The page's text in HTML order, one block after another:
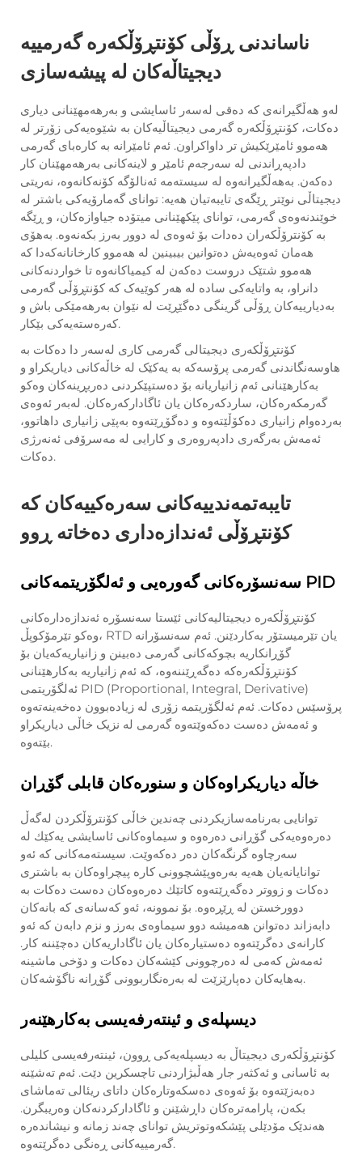
ناساندنی ڕۆڵی کۆنتڕۆڵکەرە گەرمییە
دیجیتاڵەکان لە پیشەسازی
لەو هەڵگیرانەی کە دەقی لەسەر ئاسایشی و بەرهەمهێنانی دیاری
دەکات، کۆنتڕۆڵکەرە گەرمی دیجیتاڵیەکان بە شێوەیەکی زۆرتر لە
هەموو ئامێرێکیش تر داواکراون. ئەم ئامێرانە بە کارەبای گەرمی
دادپەڕاندنی لە سەرجەم ئامێر و لاینەکانی بەرهەمهێنان کار
دەکەن. بەهەڵگیرانەوە لە سیستەمە ئەنالۆگە کۆنەکانەوە، نەریتی
دیجیتاڵی نوێتر ڕێگەی تایبەتیان هەیە: توانای گەمارۆیەکی باشتر لە
خوێندنەوەی گەرمی، توانای پێکهێنانی میتۆدە جیاوازەکان، و ڕێگە
بە کۆنترۆڵکەران دەدات بۆ ئەوەی لە دوور بەرز بکەنەوە. بەهۆی
هەمان ئەوەیەش دەتوانین بیبینین لە هەموو کارخانانەکەدا کە
هەموو شتێک دروست دەکەن لە کیمیاکانەوە تا خواردنەکانی
دانراو، بە واتایەکی سادە لە هەر کوێیەک کە کۆنتڕۆڵی گەرمی
بەدیارییەکان ڕۆڵی گرینگی دەگێڕێت لە نێوان بەرهەمێکی باش و
کەرەستەیەکی بێکار.
کۆنتڕۆڵکەری دیجیتالی گەرمی کاری لەسەر دا دەکات بە
هاوسەنگاندنی گەرمی پرۆسەکە بە یەکێک لە خاڵەکانی دیاریکراو و
بەکارهێنانی ئەم زانیاریانە بۆ دەستپێکردنی دەربڕینەکان وەکو
گەرمکەرەکان، ساردکەرەکان یان ئاگادارکەرەکان. لەبەر ئەوەی
بەردەوام زانیاری دەکۆڵێتەوە و دەگۆڕێتەوە بەپێی زانیاری داهاتوو،
ئەمەش بەرگەری دادپەروەری و کارایی لە مەسرۆفی ئەنەرژی
دەکات.
تایبەتمەندییەکانی سەرەکییەکان کە
کۆنتڕۆڵی ئەندازەداری دەخاتە ڕوو
سەنسۆرەکانی گەورەیی و ئەلگۆریتمەکانی PID
کۆنتڕۆڵکەرە دیجیتالیەکانی ئێستا سەنسۆرە ئەندازەدارەکانی
وەکو تێرمۆکوپڵ، RTD یان تێرمیستۆر بەکاردێنن. ئەم سەنسۆرانە
گۆڕانکاریە بچوکەکانی گەرمی دەبینن و زانیاریەکەیان بۆ
کۆنتڕۆڵکەرەکە دەگەڕێننەوە، کە ئەم زانیاریە بەکارهێنانی
ئەلگۆریتمی PID (Proportional, Integral, Derivative)
پرۆسێس دەکات. ئەم ئەلگۆریتمە زۆری لە زیادەبوون دەخەینەتەوە
و ئەمەش دەست دەکەوێتەوە گەرمی لە نزیک خاڵی دیاریکراو
بێتەوە.
خاڵە دیاریکراوەکان و سنورەکان قابلی گۆڕان
توانایی بەرنامەسازیكردنی چەندین خاڵی كۆنترۆڵكردن لەگەڵ
دەرەوەیەكی گۆڕانی دەرەوە و سیماوەكانی ئاسایشی یەكێك لە
سەرچاوە گرنگەكان دەر دەكەوێت. سیستەمەكانی كە ئەو
توانایانەیان هەیە بەرەوپێشچوونی كارە پیچراوەكان بە باشتری
دەكات و زووتر دەگەڕێتەوە كاتێك دەرەوەكان دەست دەكات بە
دوورخستن لە ڕێڕەوە. بۆ نموونە، ئەو كەسانەی كە بانەكان
دابەزاند دەتوانن هەمیشە دوو سیماوەی بەرز و نزم دابەن كە ئەو
كارانەی دەگرێتەوە دەستیارەكان یان ئاگاداریەكان دەچێننە كار.
ئەمەش كەمی لە دەرچوونی كێشەكان دەكات و دۆخی ماشینە
بەهایەكان دەپارێزێت لە بەرەنگاربوونی گۆڕانە ناگۆشەكان.
دیسپلەی و ئینتەرفەیسی بەکارهێنەر
کۆنتڕۆڵکەری دیجیتاڵ بە دیسپلەیەکی ڕوون، ئینتەرفەیسی کلیلی
بە ئاسانی و ئەکثەر جار هەڵبژاردنی تاچسکرین دێت. ئەم تەشێنە
دەبەزێتەوە بۆ ئەوەی دەسکەوتارەکان داتای ریئالی تەماشای
بکەن، پارامەترەکان داڕشێنن و ئاگادارکردنەکان وەریبگرن.
هەندێک مۆدێلی پێشکەوتوتریش توانای چەند زمانە و نیشاندەرە
گەرمییەکانی ڕەنگی دەگرێتەوە.